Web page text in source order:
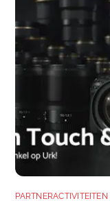
PARTNERACTIVITEITEN